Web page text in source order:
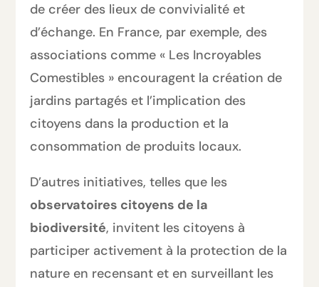
de créer des lieux de convivialité et
d’échange. En France, par exemple, des
associations comme « Les Incroyables
Comestibles » encouragent la création de
jardins partagés et l’implication des
citoyens dans la production et la
consommation de produits locaux.
D’autres initiatives, telles que les
observatoires citoyens de la
biodiversité, invitent les citoyens à
participer activement à la protection de la
nature en recensant et en surveillant les